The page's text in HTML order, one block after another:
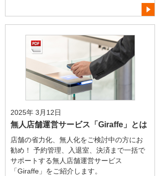
2025年 3月12日
無人店舗運営サービス「Giraffe」とは
店舗の省力化、無人化をご検討中の方にお
勧め！ 予約管理、入退室、決済まで一括で
サポートする無人店舗運営サービス
「Giraffe」をご紹介します。